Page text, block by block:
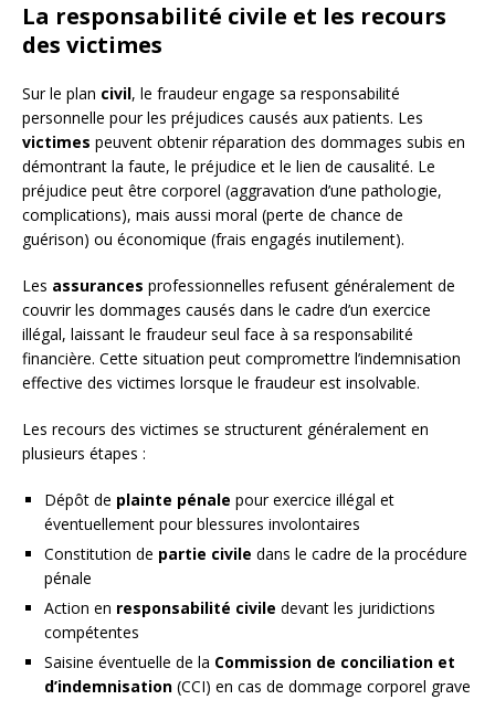
La responsabilité civile et les recours
des victimes
Sur le plan civil, le fraudeur engage sa responsabilité
personnelle pour les préjudices causés aux patients. Les
victimes peuvent obtenir réparation des dommages subis en
démontrant la faute, le préjudice et le lien de causalité. Le
préjudice peut être corporel (aggravation d’une pathologie,
complications), mais aussi moral (perte de chance de
guérison) ou économique (frais engagés inutilement).
Les assurances professionnelles refusent généralement de
couvrir les dommages causés dans le cadre d’un exercice
illégal, laissant le fraudeur seul face à sa responsabilité
financière. Cette situation peut compromettre l’indemnisation
effective des victimes lorsque le fraudeur est insolvable.
Les recours des victimes se structurent généralement en
plusieurs étapes :
Dépôt de plainte pénale pour exercice illégal et
éventuellement pour blessures involontaires
Constitution de partie civile dans le cadre de la procédure
pénale
Action en responsabilité civile devant les juridictions
compétentes
Saisine éventuelle de la Commission de conciliation et
d’indemnisation (CCI) en cas de dommage corporel grave